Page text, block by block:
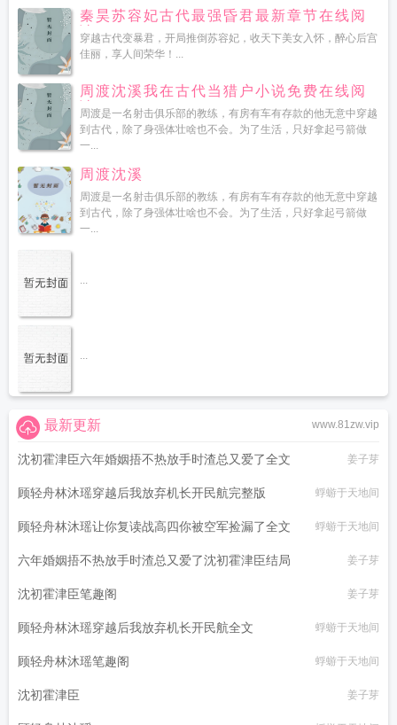
秦昊苏容妃古代最强昏君最新章节在线阅
读
穿越古代变暴君，开局推倒苏容妃，收天下美女入怀，醉心后宫
佳丽，享人间荣华！...
周渡沈溪我在古代当猎户小说免费在线阅
读
周渡是一名射击俱乐部的教练，有房有车有存款的他无意中穿越
到古代，除了身强体壮啥也不会。为了生活，只好拿起弓箭做
一...
周渡沈溪
周渡是一名射击俱乐部的教练，有房有车有存款的他无意中穿越
到古代，除了身强体壮啥也不会。为了生活，只好拿起弓箭做
一...
...
...
www.81zw.vip
最新更新
沈初霍津臣六年婚姻捂不热放手时渣总又爱了全文 姜子芽
顾轻舟林沐瑶穿越后我放弃机长开民航完整版 蜉蝣于天地间
顾轻舟林沐瑶让你复读战高四你被空军捡漏了全文 蜉蝣于天地间
六年婚姻捂不热放手时渣总又爱了沈初霍津臣结局 姜子芽
沈初霍津臣笔趣阁 姜子芽
顾轻舟林沐瑶穿越后我放弃机长开民航全文 蜉蝣于天地间
顾轻舟林沐瑶笔趣阁 蜉蝣于天地间
沈初霍津臣 姜子芽